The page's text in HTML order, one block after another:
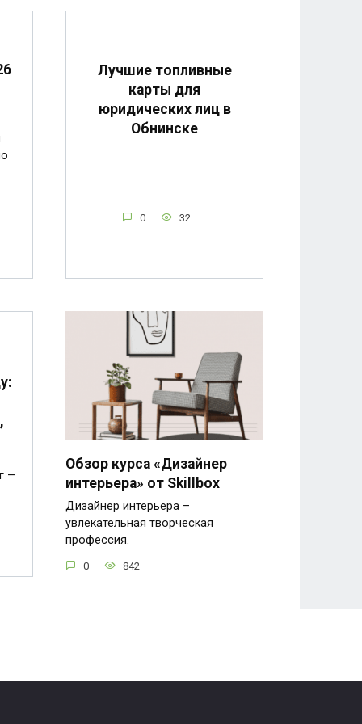
Лучшие топливные
карты для
юридических лиц в
Обнинске
0 32
—
Обзор курса «Дизайнер
интерьера» от Skillbox
Дизайнер интерьера –
увлекательная творческая
профессия.
0 842